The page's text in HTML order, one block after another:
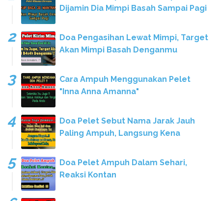
Dijamin Dia Mimpi Basah Sampai Pagi
Doa Pengasihan Lewat Mimpi, Target
Akan Mimpi Basah Denganmu
Cara Ampuh Menggunakan Pelet
"Inna Anna Amanna"
Doa Pelet Sebut Nama Jarak Jauh
Paling Ampuh, Langsung Kena
Doa Pelet Ampuh Dalam Sehari,
Reaksi Kontan